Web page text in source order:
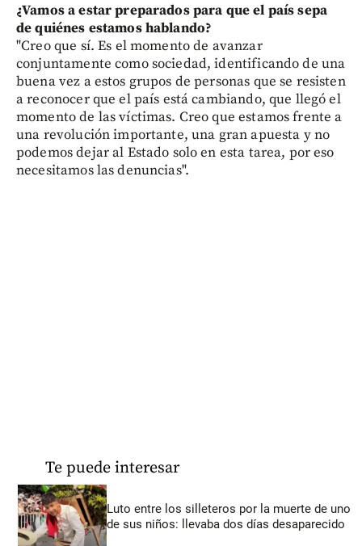
¿Vamos a estar preparados para que el país sepa
de quiénes estamos hablando?
"Creo que sí. Es el momento de avanzar
conjuntamente como sociedad, identificando de una
buena vez a estos grupos de personas que se resisten
a reconocer que el país está cambiando, que llegó el
momento de las víctimas. Creo que estamos frente a
una revolución importante, una gran apuesta y no
podemos dejar al Estado solo en esta tarea, por eso
necesitamos las denuncias".
Te puede interesar
Luto entre los silleteros por la muerte de uno
de sus niños: llevaba dos días desaparecido